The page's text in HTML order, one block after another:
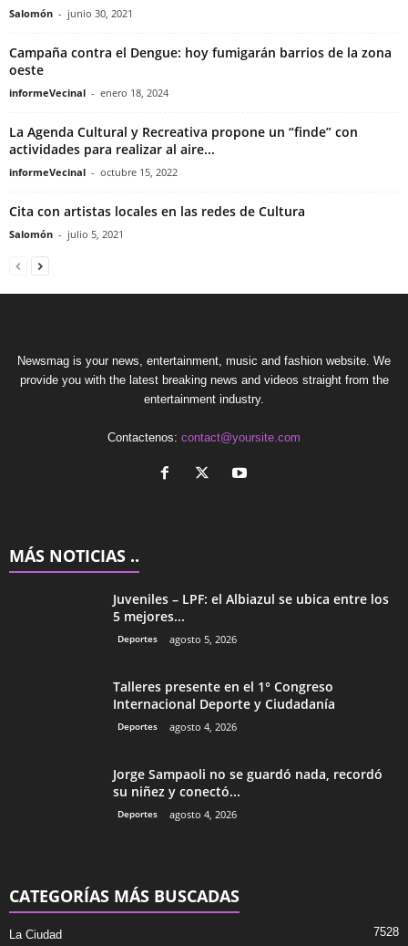
Salomón - junio 30, 2021
Campaña contra el Dengue: hoy fumigarán barrios de la zona
oeste
informeVecinal - enero 18, 2024
La Agenda Cultural y Recreativa propone un “finde” con
actividades para realizar al aire...
informeVecinal - octubre 15, 2022
Cita con artistas locales en las redes de Cultura
Salomón - julio 5, 2021
Newsmag is your news, entertainment, music and fashion website. We
provide you with the latest breaking news and videos straight from the
entertainment industry.
Contactenos: contact@yoursite.com
MÁS NOTICIAS ..
Juveniles – LPF: el Albiazul se ubica entre los
5 mejores...
Deportes agosto 5, 2026
Talleres presente en el 1° Congreso
Internacional Deporte y Ciudadanía
Deportes agosto 4, 2026
Jorge Sampaoli no se guardó nada, recordó
su niñez y conectó...
Deportes agosto 4, 2026
CATEGORÍAS MÁS BUSCADAS
La Ciudad 7528